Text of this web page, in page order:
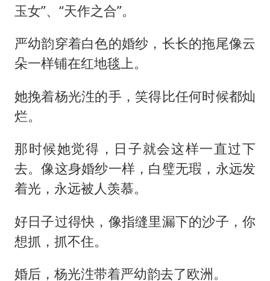
玉女”、“天作之合”。
严幼韵穿着白色的婚纱，长长的拖尾像云
朵一样铺在红地毯上。
她挽着杨光泩的手，笑得比任何时候都灿
烂。
那时候她觉得，日子就会这样一直过下
去。像这身婚纱一样，白璧无瑕，永远发
着光，永远被人羡慕。
好日子过得快，像指缝里漏下的沙子，你
想抓，抓不住。
婚后，杨光泩带着严幼韵去了欧洲。